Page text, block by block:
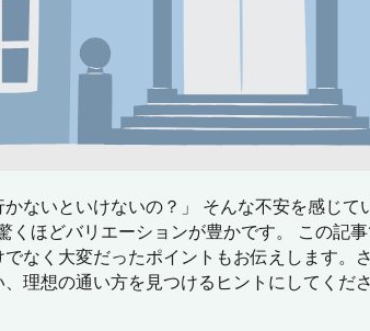
ないといけないの？」 そんな不安を感じ
ほどバリエーションが豊かです。 この記
なく大変だったポイントもお伝えします
理想の通い方を見つけるヒントにしてくださ